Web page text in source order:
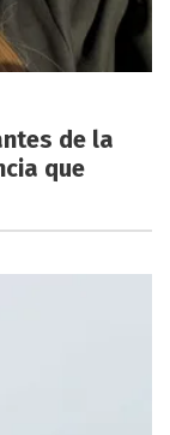
de la
que